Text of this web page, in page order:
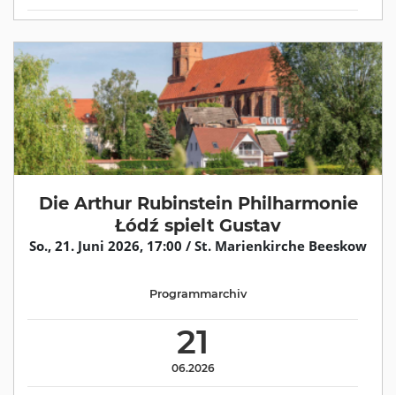
Die Arthur Rubinstein Philharmonie
Łódź spielt Gustav
So., 21. Juni 2026, 17:00 / St. Marienkirche Beeskow
21
06.2026
Programmarchiv